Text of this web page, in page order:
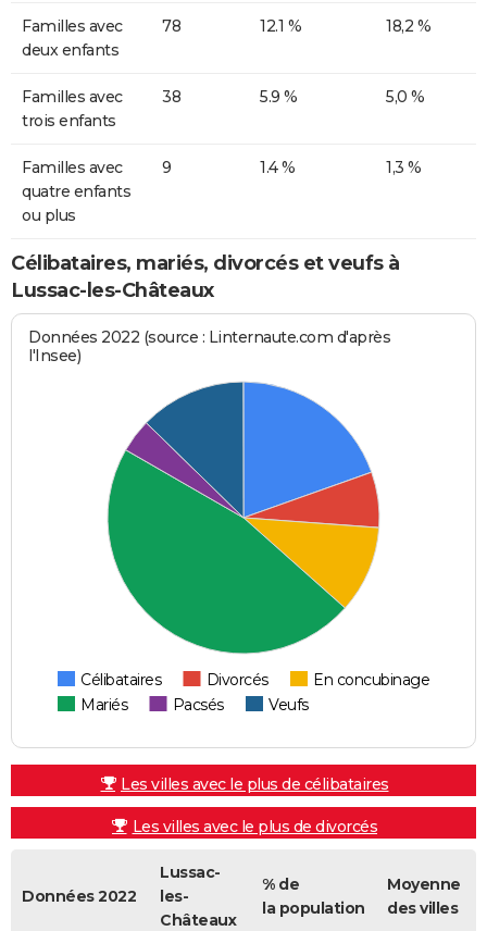
Familles avec
deux enfants
78 12.1 % 18,2 %
Familles avec
trois enfants
38 5.9 % 5,0 %
Familles avec
quatre enfants
ou plus
9 1.4 % 1,3 %
Célibataires, mariés, divorcés et veufs à
Lussac-les-Châteaux
Données 2022 (source : Linternaute.com d'après
l'Insee)
Célibataires Divorcés
En concubinage
Mariés
Pacsés Veufs
Les villes avec le plus de célibataires
Les villes avec le plus de divorcés
Données 2022
Lussac-
les-
Châteaux
% de
la population
Moyenne
des villes